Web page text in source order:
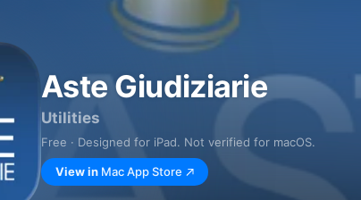
Aste Giudiziarie
Utilities
Free · Designed for iPad. Not verified for macOS.
View in Mac App Store